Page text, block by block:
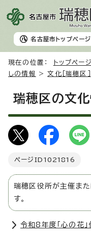
名古屋市 トップページ
現在の位置： トップページ
しの情報
>文化［瑞穂区］
瑞穂区の文
ページID 1021816
瑞穂区役所が主催ま
す。
令和8年度「心の花